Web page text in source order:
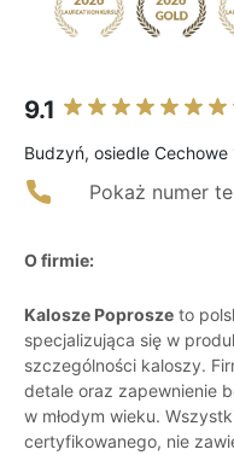
9.1
Budzyń, osiedle Cechowe
Pokaż numer
O firmie:
Kalosze Poprosze to
specjalizująca się w
szczególności kaloszy.
detale oraz zapewnienie
w młodym wieku.
certyfikowanego, nie